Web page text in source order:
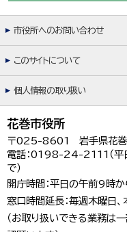
市役所へのお問い合わせ
このサイトについて
個人情報の取り扱い
花巻市役所
〒025-8601 岩手県花巻
電話：0198-24-2111（平
で）
開庁時間：平日の午前9時
窓口時間延長：毎週木曜日
（お取り扱いできる業務は